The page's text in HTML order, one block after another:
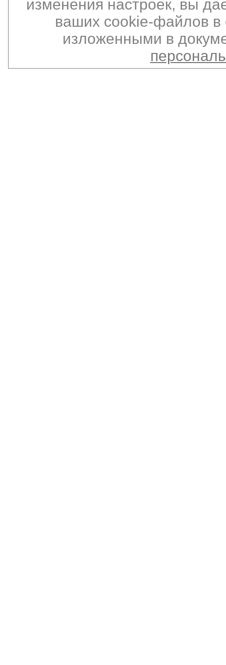
изменения настроек, вы
ваших cookie-файлов в
изложенными в